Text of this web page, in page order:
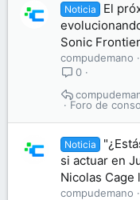
Noticia
El
Sonic
compudemano
0
Foro de
Noticia
si actuar en
Nicolas Cage
compudemano